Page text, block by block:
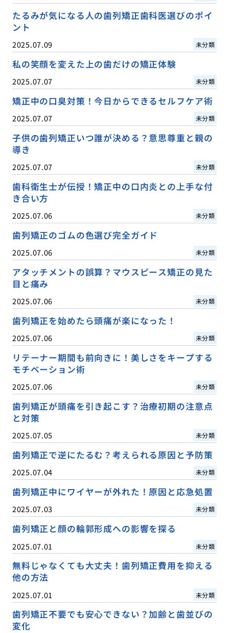
たるみが気になる人の歯列矯正歯科医選びのポイ
ント
2025.07.09 未分類
私の笑顔を変えた上の歯だけの矯正体験
2025.07.07 未分類
矯正中の口臭対策！今日からできるセルフケア術
2025.07.07 未分類
子供の歯列矯正いつ誰が決める？意思尊重と親の
導き
2025.07.07 未分類
歯科衛生士が伝授！矯正中の口内炎との上手な付
き合い方
2025.07.06 未分類
歯列矯正のゴムの色選び完全ガイド
2025.07.06 未分類
アタッチメントの誤算？マウスピース矯正の見た
目と痛み
2025.07.06 未分類
歯列矯正を始めたら頭痛が楽になった！
2025.07.06 未分類
リテーナー期間も前向きに！美しさをキープする
モチベーション術
2025.07.06 未分類
歯列矯正が頭痛を引き起こす？治療初期の注意点
と対策
2025.07.05 未分類
歯列矯正で逆にたるむ？考えられる原因と予防策
2025.07.04 未分類
歯列矯正中にワイヤーが外れた！原因と応急処置
2025.07.03 未分類
歯列矯正と顔の輪郭形成への影響を探る
2025.07.01 未分類
無料じゃなくても大丈夫！歯列矯正費用を抑える
他の方法
2025.07.01 未分類
歯列矯正不要でも安心できない？加齢と歯並びの
変化